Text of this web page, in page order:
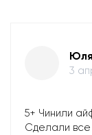
Юля
3
5+ Чинили
Сделали все